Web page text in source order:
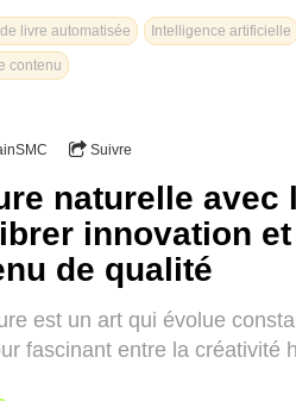
livre automatisée Intelligence artificielle
contenu
Suivre
naturelle
innovation
de qualité
est un art qui évolue
fascinant entre la créativité